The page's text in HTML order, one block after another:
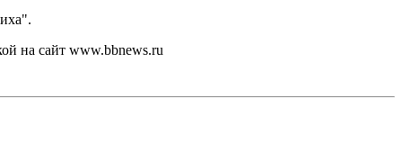
на сайт www.bbnews.ru